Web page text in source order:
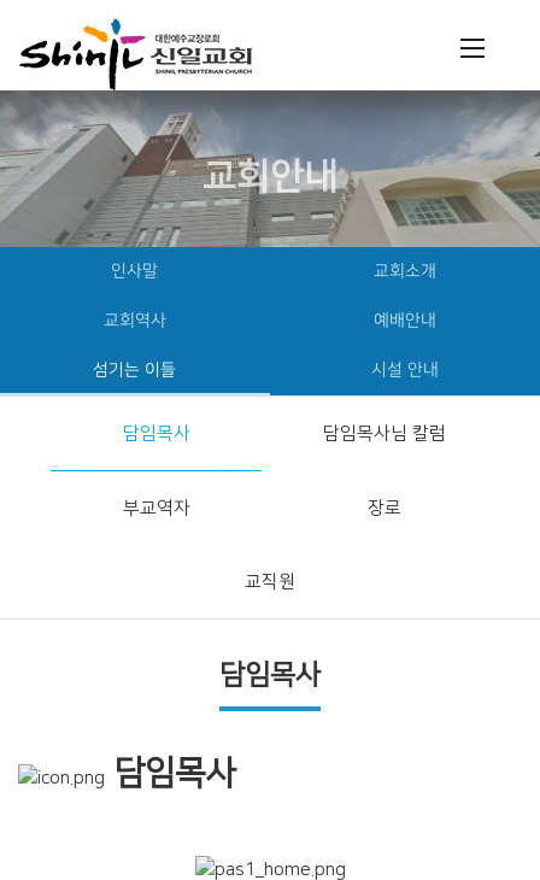
교회안내
인사말 교회소개
교회역사 예배안내
섬기는 이들 시설 안내
담임목사 담임목사님 칼럼
부교역자 장로
교직원
담임목사
담임목사